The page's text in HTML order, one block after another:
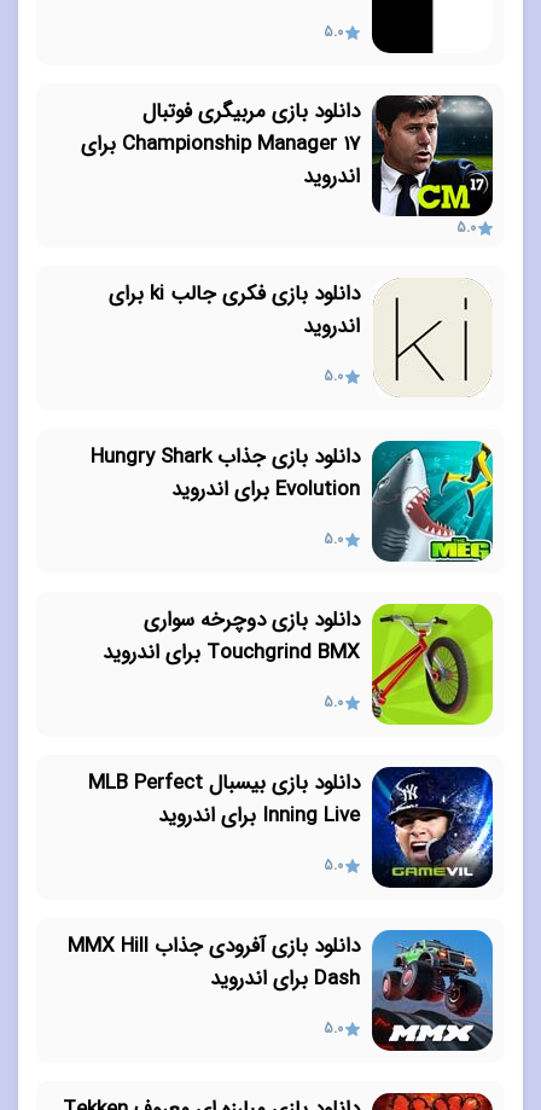
5.0
دانلود بازی مربیگری فوتبال
Championship Manager 17 برای
اندروید
5.0
دانلود بازی فکری جالب ki برای
اندروید
5.0
دانلود بازی جذاب Hungry Shark
Evolution برای اندروید
5.0
دانلود بازی دوچرخه سواری
Touchgrind BMX برای اندروید
5.0
دانلود بازی بیسبال MLB Perfect
Inning Live برای اندروید
5.0
دانلود بازی آفرودی جذاب MMX Hill
Dash برای اندروید
5.0